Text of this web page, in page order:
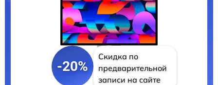
-20%
Скидка по
предварительной
записи на сайте